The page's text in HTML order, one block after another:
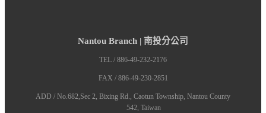
Nantou Branch | 南投分公司
TEL / 886-49-232-2176
FAX / 886-49-230-2851
ADD / No.682,Sec 2, Bixing Rd., Caotun Township, Nantou County
542, Taiwan